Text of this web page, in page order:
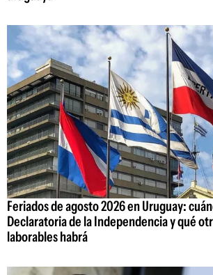
Feriados de agosto 2026 en Uruguay:
Declaratoria de la Independencia y qué
laborables habrá